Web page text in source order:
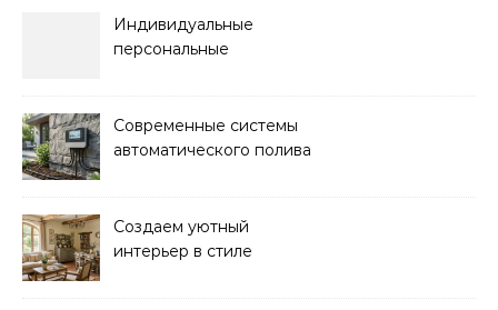
пошаговая инструкция
Индивидуальные
персональные
Современные системы
автоматического полива
Создаем уютный
интерьер в стиле